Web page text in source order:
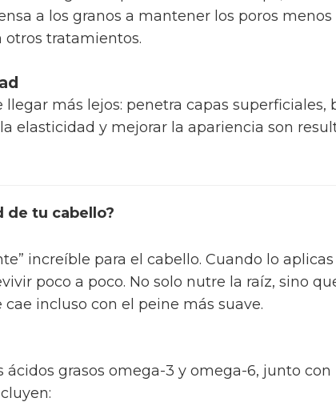
a los granos a mantener los poros
otros tratamientos.
más lejos: penetra capas
elasticidad y mejorar la apariencia son
de tu cabello?
increíble para el cabello. Cuando lo
poco a poco. No solo nutre la raíz, sino
incluso con el peine más suave.
grasos omega-3 y omega-6, junto